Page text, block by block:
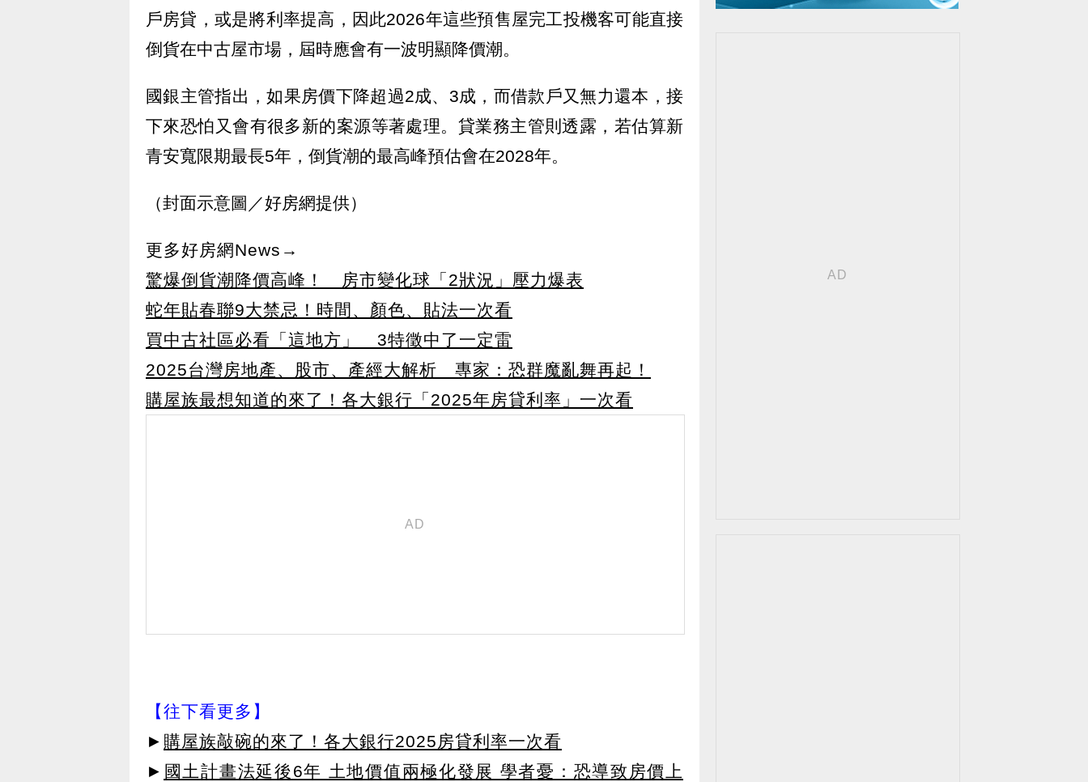
戶房貸，或是將利率提高，因此2026年這些預售屋完工投機客可能直接
倒貨在中古屋市場，屆時應會有一波明顯降價潮。
國銀主管指出，如果房價下降超過2成、3成，而借款戶又無力還本，接
下來恐怕又會有很多新的案源等著處理。貸業務主管則透露，若估算新
青安寬限期最長5年，倒貨潮的最高峰預估會在2028年。
（封面示意圖／好房網提供）
更多好房網News→
驚爆倒貨潮降價高峰！ 房市變化球「2狀況」壓力爆表
蛇年貼春聯9大禁忌！時間、顏色、貼法一次看
買中古社區必看「這地方」 3特徵中了一定雷
2025台灣房地產、股市、產經大解析 專家：恐群魔亂舞再起！
購屋族最想知道的來了！各大銀行「2025年房貸利率」一次看
【往下看更多】
► 購屋族敲碗的來了！各大銀行2025房貸利率一次看
► 國土計畫法延後6年 土地價值兩極化發展 學者憂：恐導致房價上